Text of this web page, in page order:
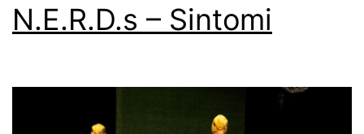
N.E.R.D.s – Sintomi